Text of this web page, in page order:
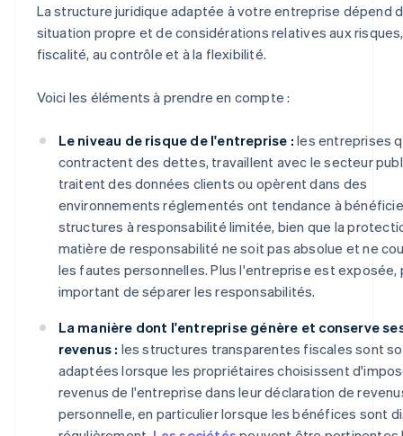
La structure juridique adaptée à votre entreprise dépend
situation propre et de considérations relatives aux
fiscalité, au contrôle et à la flexibilité.
Voici les éléments à prendre en compte :
Le niveau de risque de l'entreprise : les entreprises
contractent des dettes, travaillent avec le secteur
traitent des données clients ou opèrent dans des
environnements réglementés ont tendance à
structures à responsabilité limitée, bien que la
matière de responsabilité ne soit pas absolue et ne
les fautes personnelles. Plus l'entreprise est exposée,
important de séparer les responsabilités.
La manière dont l'entreprise génère et conserve
revenus : les structures transparentes fiscales sont
adaptées lorsque les propriétaires choisissent
revenus de l'entreprise dans leur déclaration de
personnelle, en particulier lorsque les bénéfices sont